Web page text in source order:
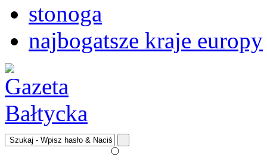
stonoga
najbogatsze kraje europy